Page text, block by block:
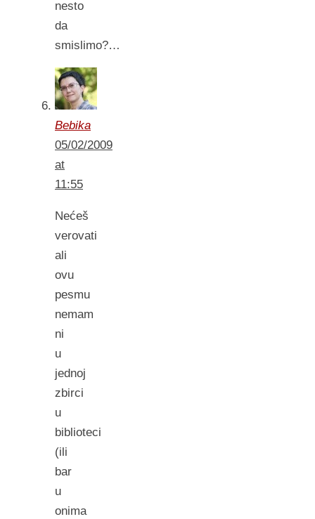
nesto
da
smislimo?…
Bebika
05/02/2009
at
11:55
Nećeš
verovati
ali
ovu
pesmu
nemam
ni
u
jednoj
zbirci
u
biblioteci
(ili
bar
u
onima